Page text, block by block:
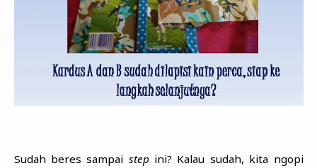
Sudah beres sampai step ini? Kalau sudah, kita ngopi